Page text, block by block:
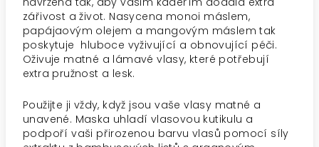
zářivost a život. Nasycena monoi máslem,
papájaovým olejem a mangovým máslem tak
poskytuje hluboce vyživující a obnovující péči.
Oživuje matné a lámavé vlasy, které potřebují
extra pružnost a lesk.
Použijte ji vždy, když jsou vaše vlasy matné a
unavené. Maska uhladí vlasovou kutikulu a
podpoří vaši přirozenou barvu vlasů pomocí síly